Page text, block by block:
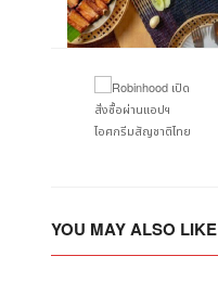
YOU MAY ALSO LIKE